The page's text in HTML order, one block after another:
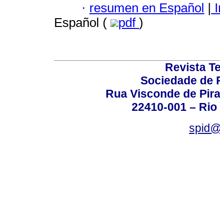
· resumen en Español |
Español (
pdf )
Revista
Sociedade de
Rua Visconde de
22410-001 –